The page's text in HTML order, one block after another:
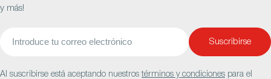
y más!
Suscribirse
Al suscribirse está aceptando nuestrostérminos y condiciones para el